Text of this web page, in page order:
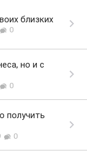
близких
0
но и с
0
получить
0